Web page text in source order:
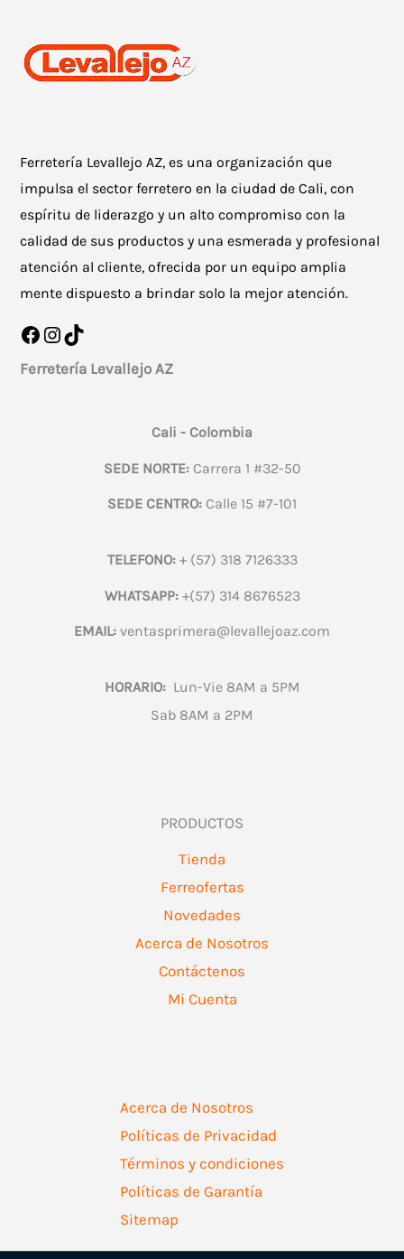
Ferretería Levallejo AZ, es una organización que
impulsa el sector ferretero en la ciudad de Cali, con
espíritu de liderazgo y un alto compromiso con la
calidad de sus productos y una esmerada y profesional
atención al cliente, ofrecida por un equipo amplia
mente dispuesto a brindar solo la mejor atención.
Facebook
Instagram
TikTok
Ferretería Levallejo AZ
Cali - Colombia
SEDE NORTE:Carrera 1 #32-50
SEDE CENTRO: Calle 15 #7-101
TELEFONO:+ (57) 318 7126333
WHATSAPP:+(57) 314 8676523
EMAIL: ventasprimera@levallejoaz.com
HORARIO:Lun-Vie 8AM a 5PM
Sab 8AM a 2PM
PRODUCTOS
Tienda
Ferreofertas
Novedades
Acerca de Nosotros
Contáctenos
Mi Cuenta
Acerca de Nosotros
Políticas de Privacidad
Términos y condiciones
Políticas de Garantía
Sitemap